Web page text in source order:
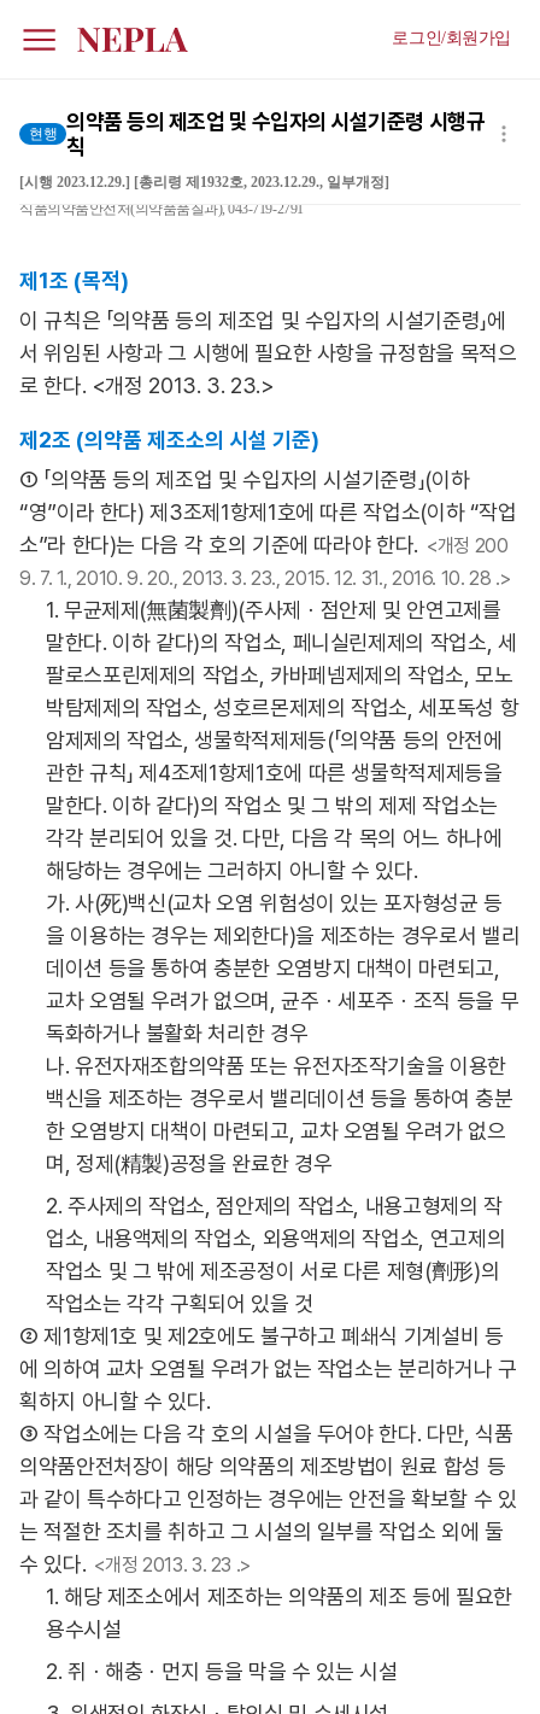
로그인/회원가입
현행 의약품 등의 제조업 및 수입자의 시설기준령 시행규
칙
[시행 2023.12.29.] [총리령 제1932호, 2023.12.29., 일부개정]
식품의약품안전처(의약품품질과), 043-719-2791
제1조 (목적)
이 규칙은 「의약품 등의 제조업 및 수입자의 시설기준령」에
서 위임된 사항과 그 시행에 필요한 사항을 규정함을 목적으
로 한다. <개정 2013. 3. 23.>
제2조 (의약품 제조소의 시설 기준)
① 「의약품 등의 제조업 및 수입자의 시설기준령」(이하
“영”이라 한다) 제3조제1항제1호에 따른 작업소(이하 “작업
소”라 한다)는 다음 각 호의 기준에 따라야 한다. <개정 200
9. 7. 1., 2010. 9. 20., 2013. 3. 23., 2015. 12. 31., 2016. 10. 28 .>
1. 무균제제(無菌製劑)(주사제ㆍ점안제 및 안연고제를
말한다. 이하 같다)의 작업소, 페니실린제제의 작업소, 세
팔로스포린제제의 작업소, 카바페넴제제의 작업소, 모노
박탐제제의 작업소, 성호르몬제제의 작업소, 세포독성 항
암제제의 작업소, 생물학적제제등(「의약품 등의 안전에
관한 규칙」 제4조제1항제1호에 따른 생물학적제제등을
말한다. 이하 같다)의 작업소 및 그 밖의 제제 작업소는
각각 분리되어 있을 것. 다만, 다음 각 목의 어느 하나에
해당하는 경우에는 그러하지 아니할 수 있다.
가. 사(死)백신(교차 오염 위험성이 있는 포자형성균 등
을 이용하는 경우는 제외한다)을 제조하는 경우로서 밸리
데이션 등을 통하여 충분한 오염방지 대책이 마련되고,
교차 오염될 우려가 없으며, 균주ㆍ세포주ㆍ조직 등을 무
독화하거나 불활화 처리한 경우
나. 유전자재조합의약품 또는 유전자조작기술을 이용한
백신을 제조하는 경우로서 밸리데이션 등을 통하여 충분
한 오염방지 대책이 마련되고, 교차 오염될 우려가 없으
며, 정제(精製)공정을 완료한 경우
2. 주사제의 작업소, 점안제의 작업소, 내용고형제의 작
업소, 내용액제의 작업소, 외용액제의 작업소, 연고제의
작업소 및 그 밖에 제조공정이 서로 다른 제형(劑形)의
작업소는 각각 구획되어 있을 것
② 제1항제1호 및 제2호에도 불구하고 폐쇄식 기계설비 등
에 의하여 교차 오염될 우려가 없는 작업소는 분리하거나 구
획하지 아니할 수 있다.
③ 작업소에는 다음 각 호의 시설을 두어야 한다. 다만, 식품
의약품안전처장이 해당 의약품의 제조방법이 원료 합성 등
과 같이 특수하다고 인정하는 경우에는 안전을 확보할 수 있
는 적절한 조치를 취하고 그 시설의 일부를 작업소 외에 둘
수 있다. <개정 2013. 3. 23 .>
1. 해당 제조소에서 제조하는 의약품의 제조 등에 필요한
용수시설
2. 쥐ㆍ해충ㆍ먼지 등을 막을 수 있는 시설